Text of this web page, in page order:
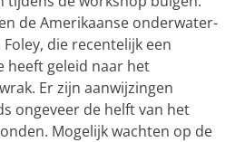
de Amerikaanse onderwater-
die recentelijk een
heeft geleid naar het
Er zijn aanwijzingen
ongeveer de helft van het
Mogelijk wachten op de